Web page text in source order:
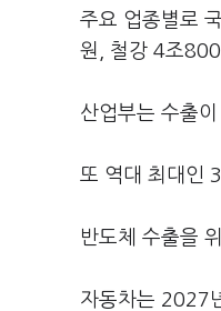
주요 업종별로
원, 철강 4조
산업부는 수출
또 역대 최대인
반도체 수출을
자동차는 2027